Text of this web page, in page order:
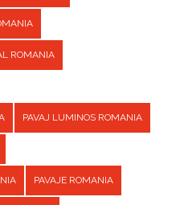
ROMANIA
PAVAJ LUMINOS ROMANIA
PAVAJE ROMANIA